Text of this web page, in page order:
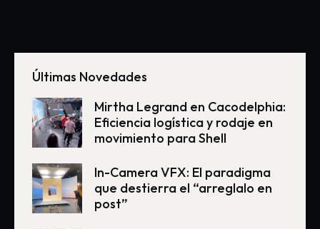
Últimas Novedades
Mirtha Legrand en Cacodelphia:
Eficiencia logística y rodaje en
movimiento para Shell
In-Camera VFX: El paradigma
que destierra el “arreglalo en
post”